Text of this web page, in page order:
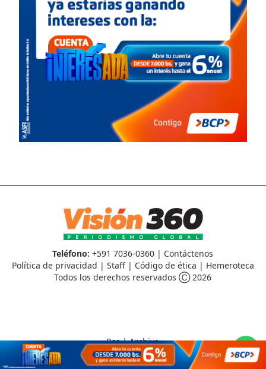
Teléfono: +591 7036-0360 | Contáctenos
Política de privacidad | Staff| Código de ética | Hemeroteca
Todos los derechos reservados Ⓒ 2026
Rss|Archivo
CMS para mediosbyTroop